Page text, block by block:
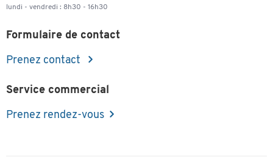
lundi - vendredi : 8h30 - 16h30
Formulaire de contact
Prenez contact
Service commercial
Prenez rendez-vous